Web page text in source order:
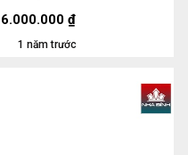
1 năm trước
6.000.000 ₫